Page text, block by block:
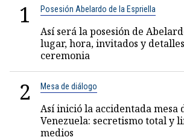
1 Posesión Abelardo de la Espriella
Así será la posesión de
lugar, hora, invitados y
ceremonia
2 Mesa de diálogo
Así inició la accidentada mesa
Venezuela: secretismo total y
medios